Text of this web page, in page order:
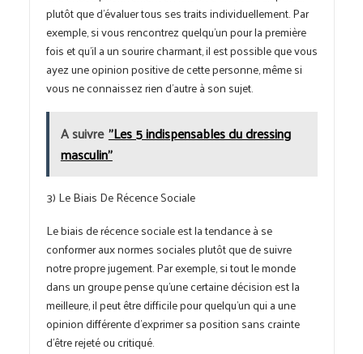
plutôt que d’évaluer tous ses traits individuellement. Par
exemple, si vous rencontrez quelqu’un pour la première
fois et qu’il a un sourire charmant, il est possible que vous
ayez une opinion positive de cette personne, même si
vous ne connaissez rien d’autre à son sujet.
A suivre "Les 5 indispensables du dressing
masculin"
3) Le Biais De Récence Sociale
Le biais de récence sociale est la tendance à se
conformer aux normes sociales plutôt que de suivre
notre propre jugement. Par exemple, si tout le monde
dans un groupe pense qu’une certaine décision est la
meilleure, il peut être difficile pour quelqu’un qui a une
opinion différente d’exprimer sa position sans crainte
d’être rejeté ou critiqué.